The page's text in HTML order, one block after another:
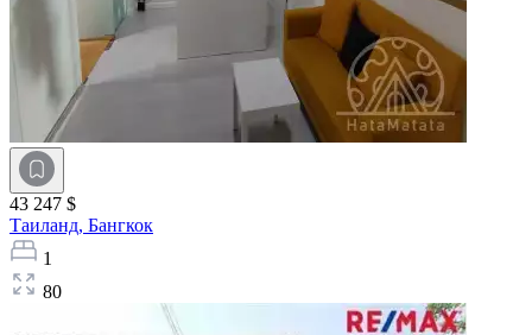
43 247 $
Таиланд, Бангкок
1
80